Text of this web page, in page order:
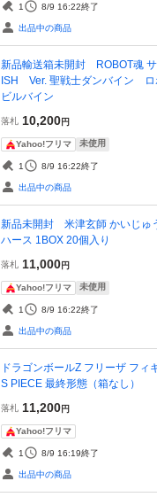
1 8/9 16:22終了
出品中の商品
新品輸送箱未開封 ROBOT魂
ISH Ver. 聖戦士ダンバイン ロ
ビルバイン
落札 10,200円
Yahoo!フリマ 未使用
1 8/9 16:22終了
出品中の商品
新品未開封 米津玄師 かいじゅ
ハース 1BOX 20個入り
落札 11,000円
Yahoo!フリマ 未使用
1 8/9 16:22終了
出品中の商品
ドラゴンボールZ フリーザ フィ
S PIECE 最終形態（箱なし）
落札 11,200円
Yahoo!フリマ
1 8/9 16:19終了
出品中の商品